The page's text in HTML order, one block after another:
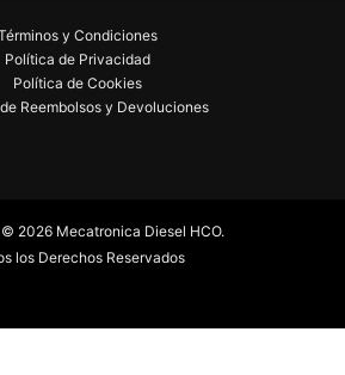
y Condiciones
Política de Privacidad
Política de Cookies
Reembolsos y Devoluciones
2026 Mecatronica Diesel HCO.
los Derechos Reservados